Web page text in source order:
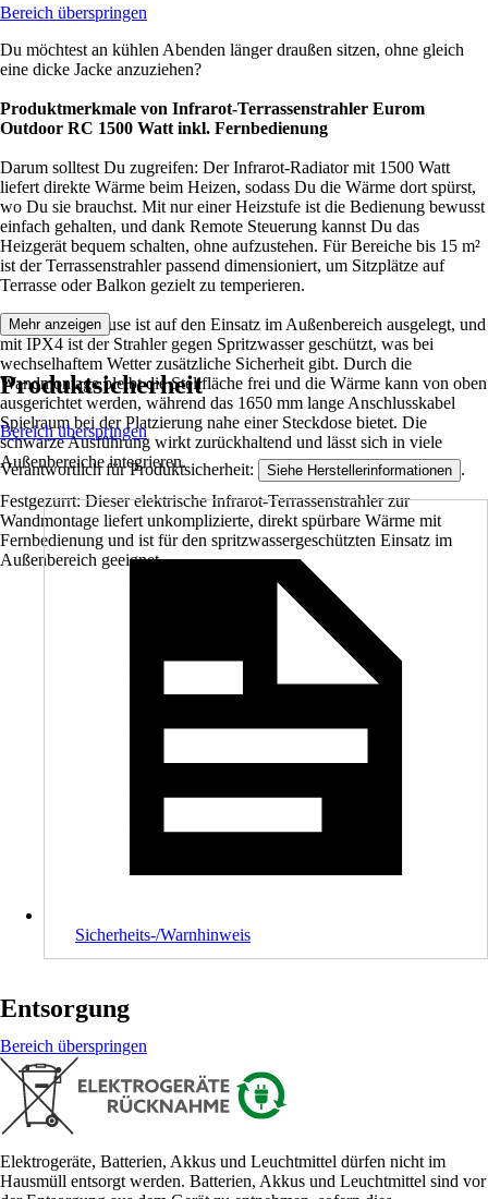
Bereich überspringen
Du möchtest an kühlen Abenden länger draußen sitzen, ohne gleich
eine dicke Jacke anzuziehen?
Produktmerkmale von Infrarot-Terrassenstrahler Eurom
Outdoor RC 1500 Watt inkl. Fernbedienung
Darum solltest Du zugreifen: Der Infrarot-Radiator mit 1500 Watt
liefert direkte Wärme beim Heizen, sodass Du die Wärme dort spürst,
wo Du sie brauchst. Mit nur einer Heizstufe ist die Bedienung bewusst
einfach gehalten, und dank Remote Steuerung kannst Du das
Heizgerät bequem schalten, ohne aufzustehen. Für Bereiche bis 15 m²
ist der Terrassenstrahler passend dimensioniert, um Sitzplätze auf
Terrasse oder Balkon gezielt zu temperieren.
Das Metallgehäuse ist auf den Einsatz im Außenbereich ausgelegt, und
mit IPX4 ist der Strahler gegen Spritzwasser geschützt, was bei
wechselhaftem Wetter zusätzliche Sicherheit gibt. Durch die
Wandmontage bleibt die Stellfläche frei und die Wärme kann von oben
ausgerichtet werden, während das 1650 mm lange Anschlusskabel
Spielraum bei der Platzierung nahe einer Steckdose bietet. Die
schwarze Ausführung wirkt zurückhaltend und lässt sich in viele
Außenbereiche integrieren.
Festgezurrt: Dieser elektrische Infrarot-Terrassenstrahler zur
Wandmontage liefert unkomplizierte, direkt spürbare Wärme mit
Fernbedienung und ist für den spritzwassergeschützten Einsatz im
Außenbereich geeignet.
Mehr anzeigen
Produktsicherheit
Bereich überspringen
Verantwortlich für Produktsicherheit: Siehe Herstellerinformationen .
Sicherheits-/Warnhinweis
Entsorgung
Bereich überspringen
Elektrogeräte, Batterien, Akkus und Leuchtmittel dürfen nicht im
Hausmüll entsorgt werden. Batterien, Akkus und Leuchtmittel sind vor